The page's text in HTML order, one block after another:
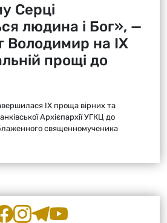
Серці
людина і Бог», —
Володимир на ІХ
прощі до
ІХ проща вірних та
Архієпархії УГКЦ до
священномученика